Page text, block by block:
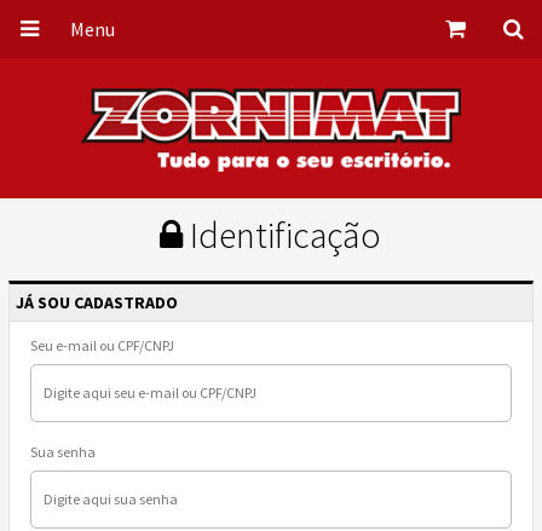
Menu
Identificação
JÁ SOU CADASTRADO
Seu e-mail ou CPF/CNPJ
Sua senha